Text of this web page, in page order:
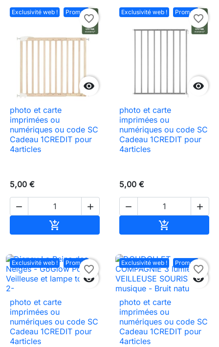
Exclusivité web ! Promo !

favorite_border
photo et carte
imprimées ou
numériques ou code SC
Cadeau 1CREDIT pour
4articles
5,00 €
 

Exclusivité web ! Promo !

favorite_border
photo et carte
imprimées ou
numériques ou code SC
Cadeau 1CREDIT pour
4articles
5,00 €
 

Exclusivité web ! Promo !

favorite_border
photo et carte
imprimées ou
numériques ou code SC
Cadeau 1CREDIT pour
4articles
Exclusivité web ! Promo !

favorite_border
photo et carte
imprimées ou
numériques ou code SC
Cadeau 1CREDIT pour
4articles